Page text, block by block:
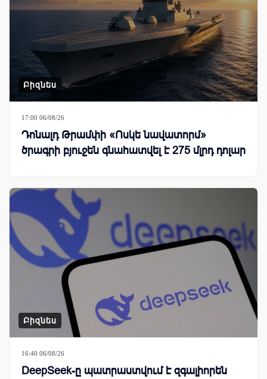
Բիզնես
17:00 06/08/26
Դոնալդ Թրամփի «Ոսկե նավատորմ»
ծրագրի բյուջեն գնահատվել է 275 մլրդ դոլար
Բիզնես
16:40 06/08/26
DeepSeek-ը պատրաստվում է զգալիորեն